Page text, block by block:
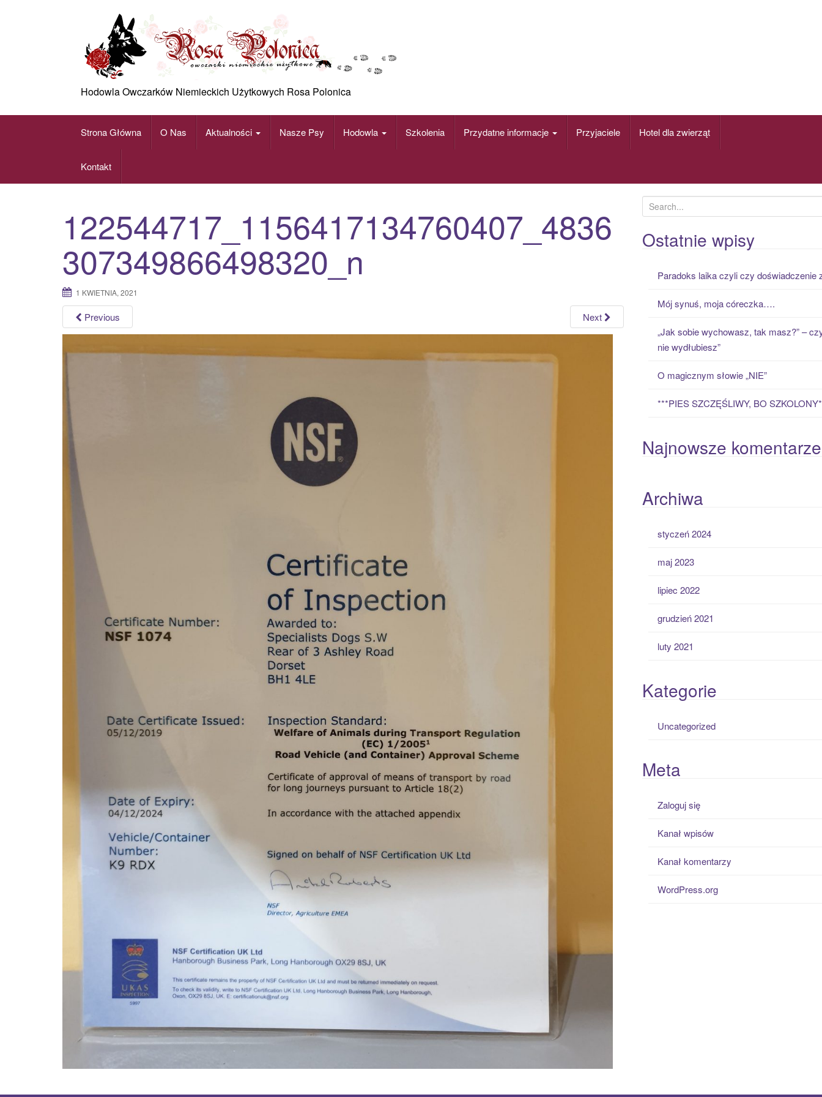
Hodowla Owczarków Niemieckich Użytkowych Rosa Polonica
Strona Główna O Nas Aktualności Nasze Psy Hodowla Szkolenia Przydatne informacje Przyjaciele Hotel dla zwierząt
Kontakt
122544717_1156417134760407_4836
307349866498320_n
1 KWIETNIA, 2021
Previous Next
e
a
r
Ostatnie wpisy
Paradoks laika czyli czy doświadczenie
Mój synuś, moja córeczka….
„Jak sobie wychowasz, tak masz?” –
nie wydłubiesz”
O magicznym słowie „NIE”
***PIES SZCZĘŚLIWY, BO
Najnowsze komentarze
Archiwa
styczeń 2024
maj 2023
lipiec 2022
grudzień 2021
luty 2021
Kategorie
Uncategorized
Meta
Zaloguj się
Kanał wpisów
Kanał komentarzy
WordPress.org